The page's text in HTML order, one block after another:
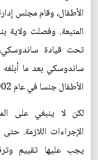
الأطفال، وقام مجلس
المتبعة. وفصلت ولاية
تحت قيادة
ساندوسكي بعد ما
الأطفال جنسا في عام 2002.
لكن لا ينبغي على
الإجراءات اللازمة.
يجب عليها تقييم